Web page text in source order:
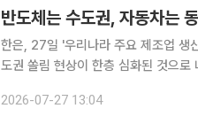
반도체는 수도권, 자동차는
한은, 27일 '우리나라 주요 제조업 생산 및 공급 지도' 발간 최
도권 쏠림 현상이 한층 심화된 것으로
지했다. 이밖에 국내 11개 주력산업
2026-07-27 13:04